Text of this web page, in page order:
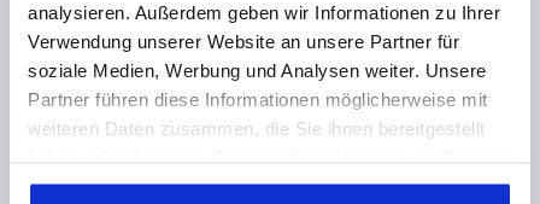
analysieren. Außerdem geben wir Informationen zu Ihrer
Verwendung unserer Website an unsere Partner für
soziale Medien, Werbung und Analysen weiter. Unsere
Partner führen diese Informationen möglicherweise mit
weiteren Daten zusammen, die Sie ihnen bereitgestellt
gesammelt haben.
TELLER GR.80, FORM:C EDELSTAHL, D=79
MATERIAL GRUNDKÖRPER=EDELSTAHL
TELLERDURCHMESSER=79
A=55 FORM=C
HÖHE=18
Bestellnummer:K0425.30802